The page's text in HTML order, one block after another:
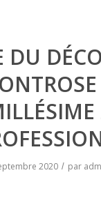
DU
2020 / par